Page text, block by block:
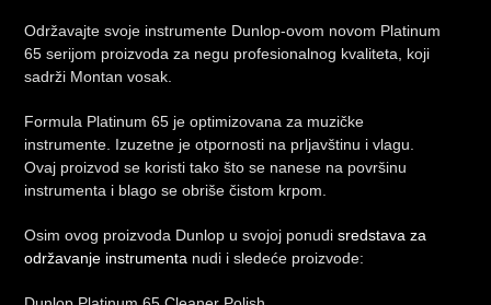
Održavajte svoje instrumente Dunlop-ovom novom Platinum
65 serijom proizvoda za negu profesionalnog kvaliteta, koji
sadrži Montan vosak.
Formula Platinum 65 je optimizovana za muzičke
instrumente. Izuzetne je otpornosti na prljavštinu i vlagu.
Ovaj proizvod se koristi tako što se nanese na površinu
instrumenta i blago se obriše čistom krpom.
Osim ovog proizvoda Dunlop u svojoj ponudisredstava za
održavanje instrumenta nudi i sledeće proizvode: